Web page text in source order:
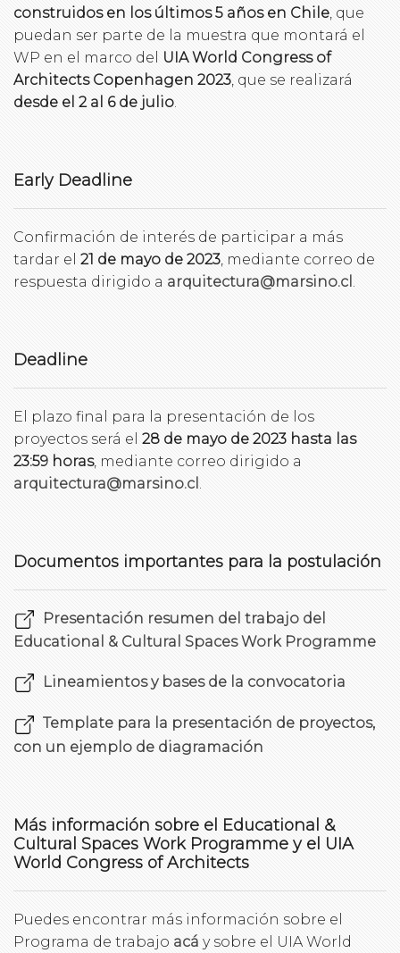
construidos en los últimos 5 años en Chile , que
puedan ser parte de la muestra que montará el
WP en el marco del
UIA World Congress of
Architects Copenhagen 2023, que se realizará
desde el 2 al 6 de julio
Early Deadline
Confirmación de interés de participar a más
tardar el 21 de mayo de 2023 , mediante correo de
respuesta dirigido a arquitectura@marsino.cl
Deadline
El plazo final para la presentación de los
proyectos será el 28 de mayo de 2023 hasta las
23:59 horas, mediante correo dirigido a
arquitectura@marsino.cl
Documentos importantes para la postulación
Presentación resumen del trabajo del
Educational & Cultural Spaces Work Programme
Lineamientos y bases de la convocatoria
Template para la presentación de proyectos,
con un ejemplo de diagramación
Más información sobre el Educational &
Cultural Spaces Work Programme y el UIA
World Congress of Architects
Puedes encontrar más información sobre el
Programa de trabajo acá y sobre el UIA World